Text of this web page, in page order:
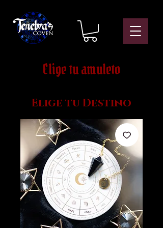
Elige tu amuleto
Elige tu Destino